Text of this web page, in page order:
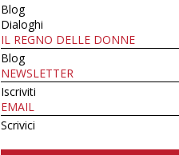
Blog
Dialoghi
IL REGNO DELLE DONNE
Blog
NEWSLETTER
Iscriviti
EMAIL
Scrivici